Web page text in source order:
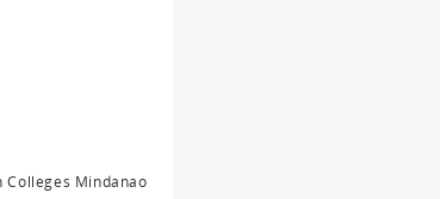
Colleges Mindanao